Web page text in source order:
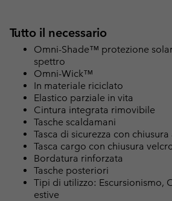
Tutto il necessario
Omni-Shade™ protezione
spettro
Omni-Wick™
In materiale riciclato
Elastico parziale in vita
Cintura integrata rimovibile
Tasche scaldamani
Tasca di sicurezza con
Tasca cargo con chiusura
Bordatura rinforzata
Tasche posteriori
Tipi di utilizzo: Escursionismo,
estive